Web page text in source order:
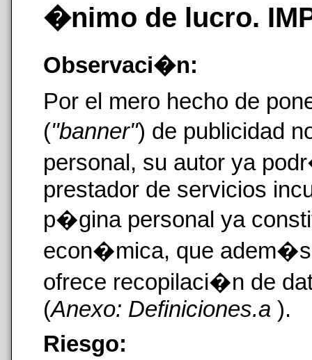
�nimo de lucro.
Observaci�n:
Por el mero hecho de
("banner") de publicidad
personal, su autor ya
prestador de servicios
p�gina personal ya
econ�mica, que
ofrece recopilaci�n de
(Anexo: Definiciones.a ).
Riesgo: